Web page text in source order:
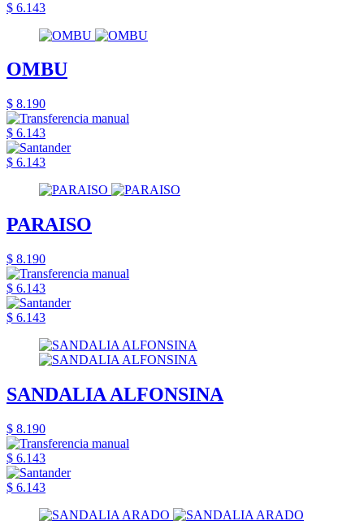
$ 6.143
OMBU
$ 8.190
$ 6.143
$ 6.143
PARAISO
$ 8.190
$ 6.143
$ 6.143
SANDALIA ALFONSINA
$ 8.190
$ 6.143
$ 6.143